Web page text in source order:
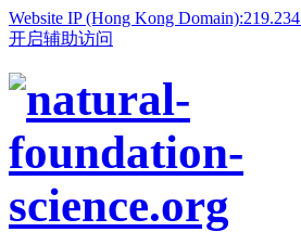
Website IP (Hong Kong
开启辅助访问